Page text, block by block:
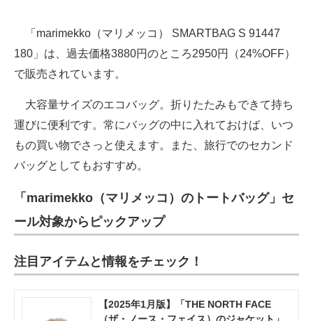
「marimekko（マリメッコ） SMARTBAG S 91447
180」は、過去価格3880円のところ2950円（24%OFF）
で販売されています。
大容量サイズのエコバッグ。折りたたみもできて持ち
運びに便利です。常にバッグの中に入れておけば、いつ
もの買い物でさっと使えます。また、旅行でのセカンド
バッグとしてもおすすめ。
「marimekko（マリメッコ）のトートバッグ」セ
ール対象からピックアップ
注目アイテムと情報をチェック！
【2025年1月版】「THE NORTH FACE